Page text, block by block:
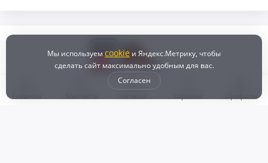
Мы используем cookie и Яндекс.Метрику, чтобы
сделать сайт максимально удобным для вас.
Согласен